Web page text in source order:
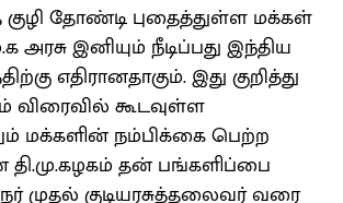
தோண்டி புதைத்துள்ள மக்கள்
அரசு இனியும் நீடிப்பது இந்திய
எதிரானதாகும். இது குறித்து
விரைவில் கூடவுள்ள
மக்களின் நம்பிக்கை பெற்ற
தி.மு.கழகம் தன் பங்களிப்பை
முதல் குடியரசுத்தலைவர் வரை